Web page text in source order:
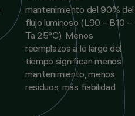
mantenimiento del 90% del
flujo luminoso (L90 – B10 –
Ta 25°C). Menos
reemplazos a lo largo del
tiempo significan menos
mantenimiento, menos
residuos, más fiabilidad.